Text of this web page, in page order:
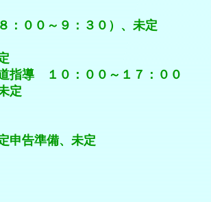
０～９：３０）、未定
１０：００～１７：００
定
準備、未定